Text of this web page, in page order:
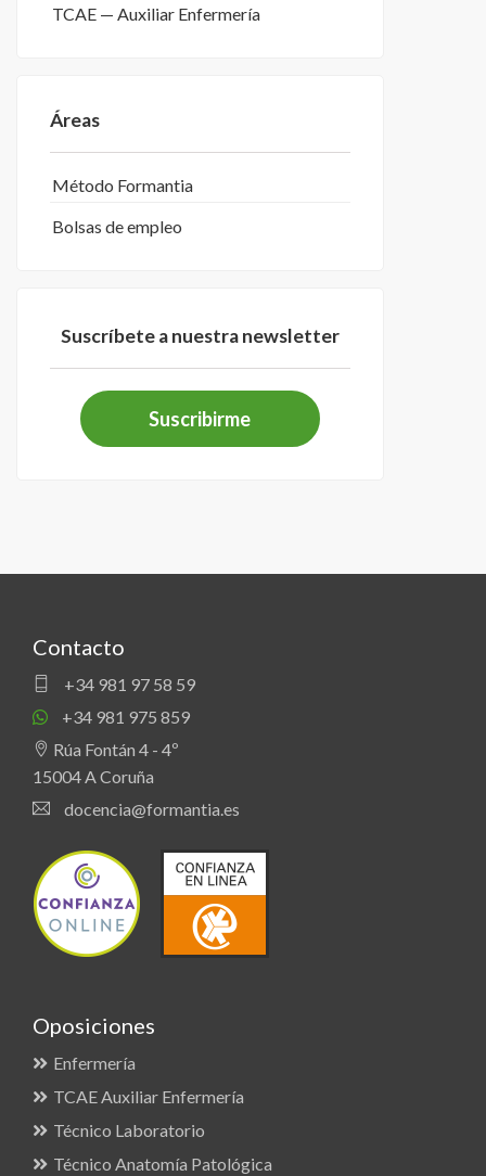
TCAE — Auxiliar Enfermería
Áreas
Método Formantia
Bolsas de empleo
Suscríbete a nuestra newsletter
Suscribirme
Contacto
+34 981 97 58 59
+34 981 975 859
Rúa Fontán 4 - 4º
15004 A Coruña
docencia@formantia.es
Oposiciones
Enfermería
TCAE Auxiliar Enfermería
Técnico Laboratorio
Técnico Anatomía Patológica